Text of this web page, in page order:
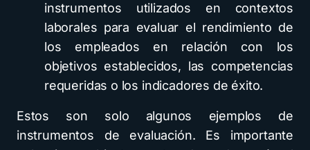
instrumentos utilizados en contextos
laborales para evaluar el rendimiento de
los empleados en relación con los
objetivos establecidos, las competencias
requeridas o los indicadores de éxito.
Estos son solo algunos ejemplos de
instrumentos de evaluación. Es importante